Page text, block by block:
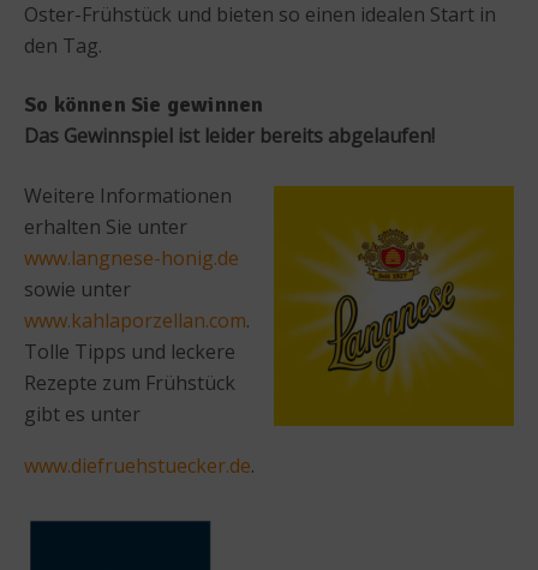
Oster-Frühstück und bieten so einen idealen Start in
den Tag.
So können Sie gewinnen
Das Gewinnspiel ist leider bereits abgelaufen!
Weitere Informationen
erhalten Sie unter
www.langnese-honig.de
sowie unter
www.kahlaporzellan.com.
Tolle Tipps und leckere
Rezepte zum Frühstück
gibt es unter
www.diefruehstuecker.de.